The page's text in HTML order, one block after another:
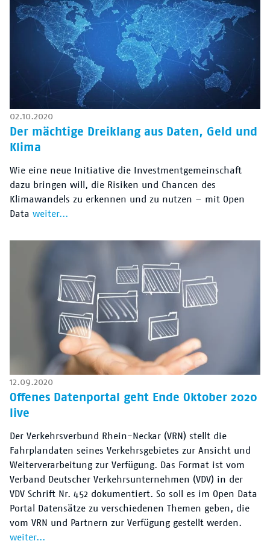
02.10.2020
Der mächtige Dreiklang aus Daten, Geld und
Klima
Wie eine neue Initiative die Investmentgemeinschaft
dazu bringen will, die Risiken und Chancen des
Klimawandels zu erkennen und zu nutzen – mit Open
Data weiter...
12.09.2020
Offenes Datenportal geht Ende Oktober 2020
live
Der Verkehrsverbund Rhein-Neckar (VRN) stellt die
Fahrplandaten seines Verkehrsgebietes zur Ansicht und
Weiterverarbeitung zur Verfügung. Das Format ist vom
Verband Deutscher Verkehrsunternehmen (VDV) in der
VDV Schrift Nr. 452 dokumentiert. So soll es im Open Data
Portal Datensätze zu verschiedenen Themen geben, die
vom VRN und Partnern zur Verfügung gestellt werden.
weiter...